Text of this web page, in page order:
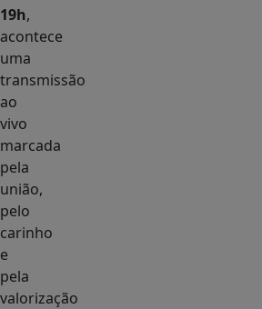
19h,
acontece
uma
transmissão
ao
vivo
marcada
pela
união,
pelo
carinho
e
pela
valorização